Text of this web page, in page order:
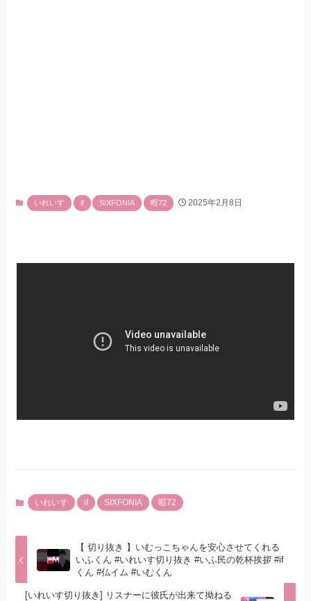
いれいす if SIXFONIA 暇72 2025年2月8日
いれいす if SIXFONIA 暇72
【 切り抜き 】いむっこちゃんを安心させてくれる
いふくん #いれいす切り抜き #いふ民の乾杯挨拶 #if
くん #仏イム #いむくん
[いれいす切り抜き] リスナーに彼氏が出来て拗ねる